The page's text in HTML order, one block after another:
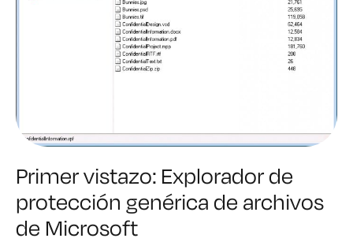
Primer vistazo: Explorador de
protección genérica de archivos
de Microsoft